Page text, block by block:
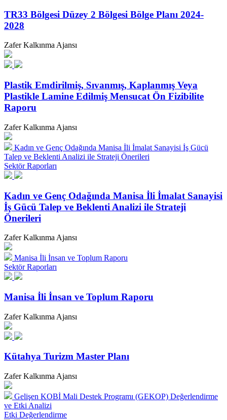
TR33 Bölgesi Düzey 2 Bölgesi Bölge Planı 2024-
2028
Zafer Kalkınma Ajansı
Plastik Emdirilmiş, Sıvanmış, Kaplanmış Veya
Plastikle Lamine Edilmiş Mensucat Ön Fizibilite
Raporu
Zafer Kalkınma Ajansı
Kadın ve Genç Odağında Manisa İli İmalat Sanayisi İş Gücü
Talep ve Beklenti Analizi ile Strateji Önerileri
Sektör Raporları
Kadın ve Genç Odağında Manisa İli İmalat Sanayisi
İş Gücü Talep ve Beklenti Analizi ile Strateji
Önerileri
Zafer Kalkınma Ajansı
Manisa İli İnsan ve Toplum Raporu
Sektör Raporları
Manisa İli İnsan ve Toplum Raporu
Zafer Kalkınma Ajansı
Kütahya Turizm Master Planı
Zafer Kalkınma Ajansı
Gelişen KOBİ Mali Destek Programı (GEKOP) Değerlendirme
ve Etki Analizi
Etki Değerlendirme